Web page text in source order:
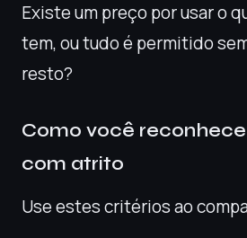
Existe um preço por usar o
tem, ou tudo é permitido
resto?
Como você
com atrito
Use estes critérios ao